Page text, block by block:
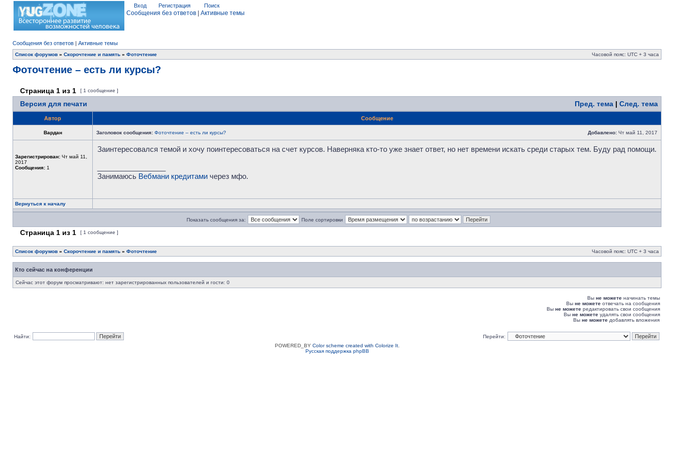
Вход Регистрация Поиск
Сообщения без ответов Активные темы
Сообщения без ответов | Активные темы
Список форумов » Скорочтение и память » Фоточтение Часовой пояс: UTC + 3 часа
Фоточтение – есть ли курсы?
Страница 1 из 1 [ 1 сообщение ]
Версия для печати Пред. тема | След. тема
Автор Сообщение
Вардан Заголовок сообщения: Фоточтение – есть ли курсы? Добавлено: Чт май 11, 2017
Зарегистрирован: Чт май 11,
2017
Сообщения: 1
Заинтересовался темой и хочу поинтересоваться на счет курсов. Наверняка кто-то уже знает ответ, но нет времени искать среди старых тем. Буду рад помощи.
Занимаюсь Вебмани кредитами через мфо.
Вернуться к началу
Показать сообщения за: Поле сортировки
Страница 1 из 1 [ 1 сообщение ]
Список форумов » Скорочтение и память » Фоточтение Часовой пояс: UTC + 3 часа
Кто сейчас на конференции
Сейчас этот форум просматривают: нет зарегистрированных пользователей и гости: 0
Вы не можете начинать темы
Вы не можете отвечать на сообщения
Вы не можете редактировать свои сообщения
Вы не можете удалять свои сообщения
Вы не можете добавлять вложения
Найти:
Перейти:
POWERED_BY Color scheme created with Colorize It.
Русская поддержка phpBB